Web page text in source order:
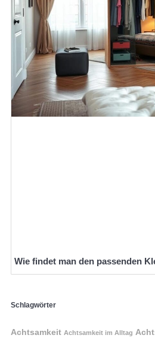
Wie findet man den passenden
Schlagwörter
Achtsamkeit Achtsamkeit im Alltag